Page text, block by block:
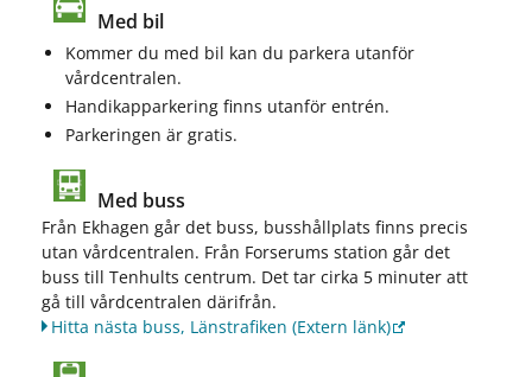
Med bil
Kommer du med bil kan du parkera utanför
vårdcentralen.
Handikapparkering finns utanför entrén.
Parkeringen är gratis.
Med buss
Från Ekhagen går det buss, busshållplats finns precis
utan vårdcentralen. Från Forserums station går det
buss till Tenhults centrum. Det tar cirka 5 minuter att
gå till vårdcentralen därifrån.
Hitta nästa buss, Länstrafiken (Extern länk)